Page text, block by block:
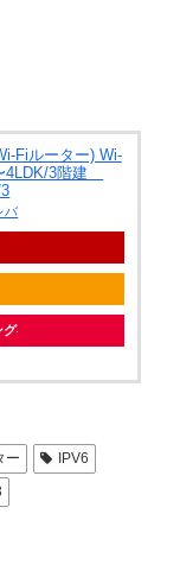
Fiルーター) Wi-
4LDK/3階建
バ
グ
ー
IPV6